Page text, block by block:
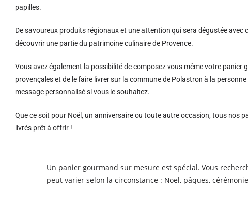
papilles.
De savoureux produits régionaux et une attention qui sera dégustée avec
découvrir une partie du patrimoine culinaire de Provence.
Vous avez également la possibilité de composez vous même votre panier
provençales et de le faire livrer sur la commune de Polastron à la
message personnalisé si vous le souhaitez.
Que ce soit pour Noël, un anniversaire ou toute autre occasion, tous nos
livrés prêt à offrir !
Un panier gourmand sur mesure est spécial. Vous
peut varier selon la circonstance : Noël, pâques,